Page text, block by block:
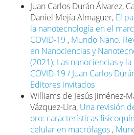
Juan Carlos Durán Álvarez,
Daniel Mejía Almaguer, El
la nanotecnología en el
COVID-19 , Mundo Nano.
en Nanociencias y
(2021): Las nanociencias y
COVID-19 / Juan Carlos
Editores invitados
Williams de Jesús Jiménez-
Vázquez-Lira, Una revisión
oro: características
celular en macrófagos ,